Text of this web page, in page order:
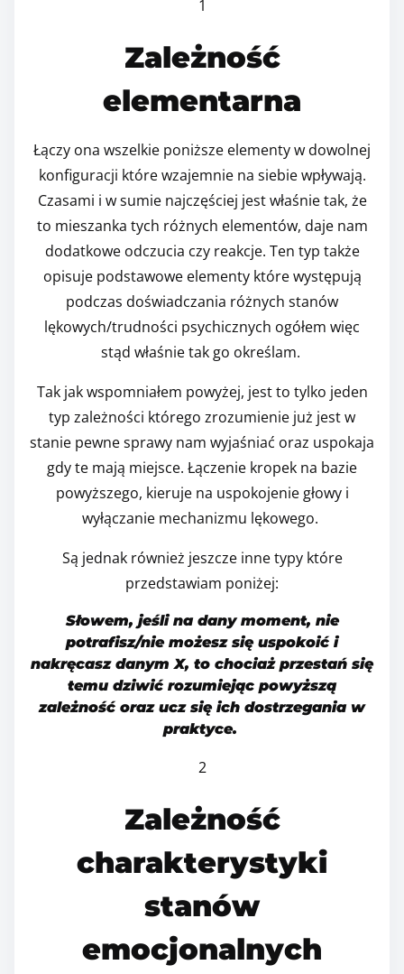
1
Zależność
elementarna
Łączy ona wszelkie poniższe elementy w dowolnej
konfiguracji które wzajemnie na siebie wpływają.
Czasami i w sumie najczęściej jest właśnie tak, że
to mieszanka tych różnych elementów, daje nam
dodatkowe odczucia czy reakcje. Ten typ także
opisuje podstawowe elementy które występują
podczas doświadczania różnych stanów
lękowych/trudności psychicznych ogółem więc
stąd właśnie tak go określam.
Tak jak wspomniałem powyżej, jest to tylko jeden
typ zależności którego zrozumienie już jest w
stanie pewne sprawy nam wyjaśniać oraz uspokaja
gdy te mają miejsce. Łączenie kropek na bazie
powyższego, kieruje na uspokojenie głowy i
wyłączanie mechanizmu lękowego.
Są jednak również jeszcze inne typy które
przedstawiam poniżej:
Słowem, jeśli na dany moment, nie
potrafisz/nie możesz się uspokoić i
nakręcasz danym X, to chociaż przestań się
temu dziwić rozumiejąc powyższą
zależność oraz ucz się ich dostrzegania w
praktyce.
2
Zależność
charakterystyki
stanów
emocjonalnych